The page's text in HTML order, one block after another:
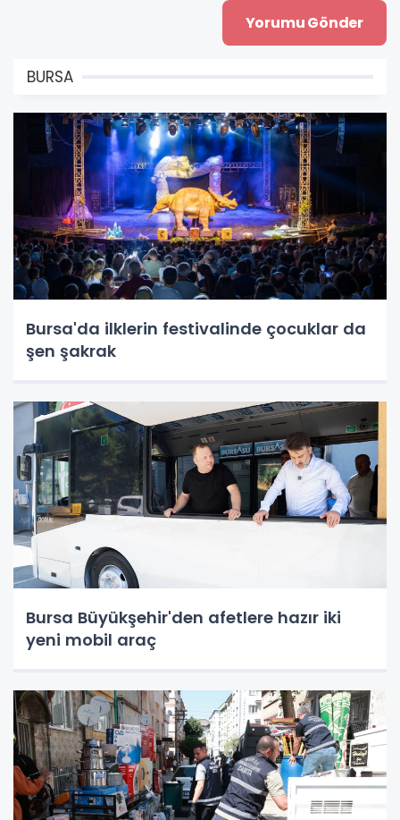
BURSA
Bursa'da ilklerin festivalinde çocuklar da
şen şakrak
Bursa Büyükşehir'den afetlere hazır iki
yeni mobil araç